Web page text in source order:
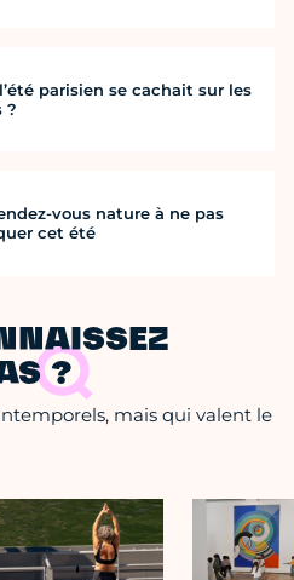
parisien se cachait sur les
?
vous nature à ne pas
cet été
?
mais qui valent le